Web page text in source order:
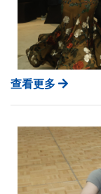
查看更多